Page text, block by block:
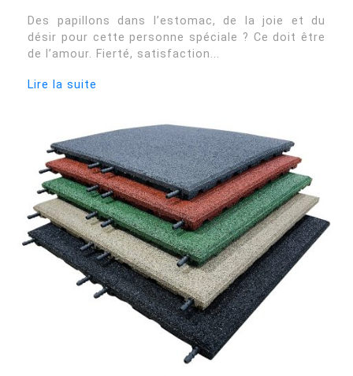
Des papillons dans l’estomac, de la joie et du
désir pour cette personne spéciale ? Ce doit être
de l’amour. Fierté, satisfaction...
Lire la suite